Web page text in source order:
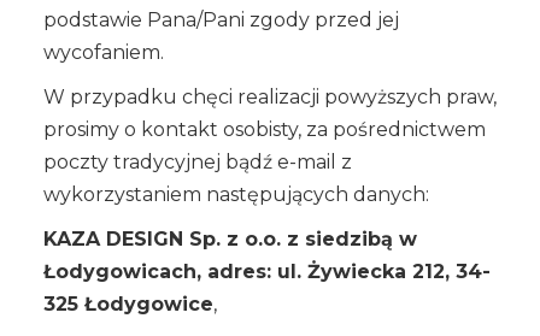
podstawie Pana/Pani zgody przed jej
wycofaniem.
W przypadku chęci realizacji powyższych praw,
prosimy o kontakt osobisty, za pośrednictwem
poczty tradycyjnej bądź e-mail z
wykorzystaniem następujących danych:
KAZA DESIGN Sp. z o.o. z siedzibą w
Łodygowicach, adres: ul. Żywiecka 212, 34-
325 Łodygowice,